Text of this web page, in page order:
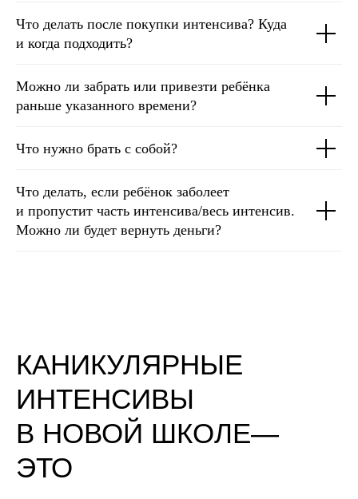
Что делать после покупки интенсива? Куда
и когда подходить?
Можно ли забрать или привезти ребёнка
раньше указанного времени?
Что нужно брать с собой?
Что делать, если ребёнок заболеет
и пропустит часть интенсива/весь интенсив.
Можно ли будет вернуть деньги?
КАНИКУЛЯРНЫЕ
ИНТЕНСИВЫ
В НОВОЙ ШКОЛЕ—
ЭТО